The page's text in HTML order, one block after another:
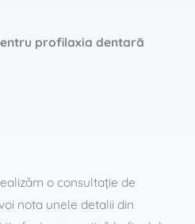
profilaxia dentară
o consultaţie de
nota unele detalii din